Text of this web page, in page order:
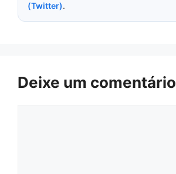
(Twitter).
Deixe um comentário